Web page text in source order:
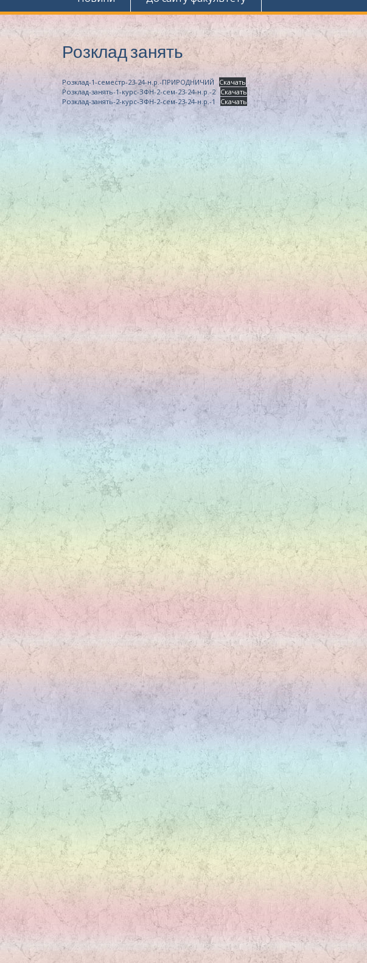
Розклад занять
Розклад-1-семестр-23-24-н.р.-ПРИРОДНИЧИЙ
Скачать
Розклад-занять-1-курс-ЗФН-2-сем-23-24-н.р.-2 Скачать
Розклад-занять-2-курс-ЗФН-2-сем-23-24-н.р.-1
Скачать